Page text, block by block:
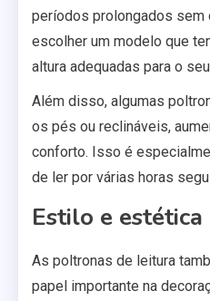
períodos prolongados sem
escolher um modelo que
altura adequadas para o
Além disso, algumas
os pés ou reclináveis,
conforto. Isso é
de ler por várias horas
Estilo e
As poltronas de leitura
papel importante na